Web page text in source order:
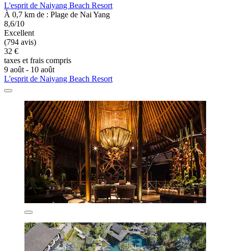
L'esprit de Naiyang Beach Resort
À 0,7 km de : Plage de Nai Yang
8,6/10
Excellent
(794 avis)
32 €
taxes et frais compris
9 août - 10 août
L'esprit de Naiyang Beach Resort